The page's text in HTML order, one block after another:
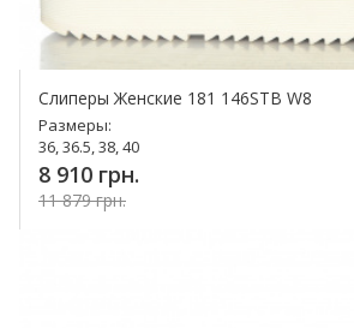
Слиперы Женские 181 146STB W8
Размеры:
36, 36.5, 38, 40
8 910 грн.
11 879 грн.